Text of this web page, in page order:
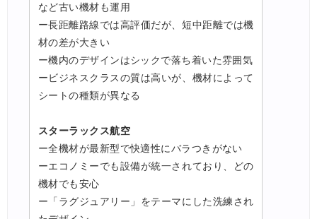
など古い機材も運用
ー長距離路線では高評価だが、短中距離では機
材の差が大きい
ー機内のデザインはシックで落ち着いた雰囲気
ービジネスクラスの質は高いが、機材によって
シートの種類が異なる
スターラックス航空
ー全機材が最新型で快適性にバラつきがない
ーエコノミーでも設備が統一されており、どの
機材でも安心
ー「ラグジュアリー」をテーマにした洗練され